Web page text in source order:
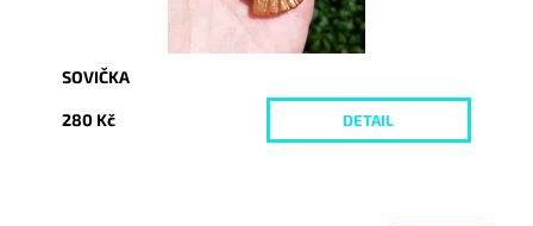
SOVIČKA
280 Kč DETAIL